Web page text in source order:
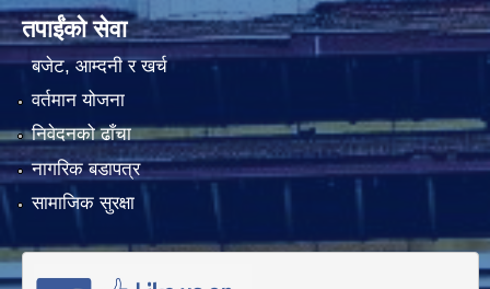
तपाईंको सेवा
बजेट, आम्दनी र खर्च
वर्तमान योजना
निवेदनको ढाँचा
नागरिक बडापत्र
सामाजिक सुरक्षा